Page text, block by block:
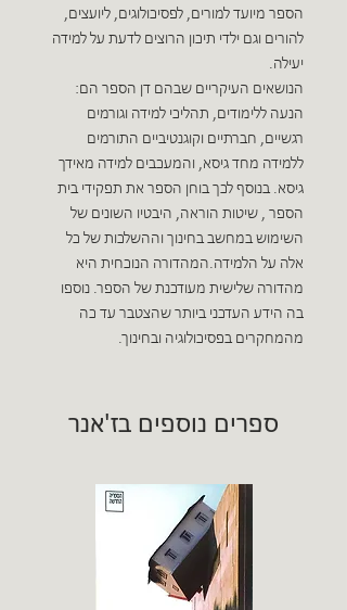
הספר מיועד למורים, לפסיכולוגים, ליועצים,
להורים וגם ילדי תיכון הרוצים לדעת על למידה
יעילה.
הנושאים העיקריים שבהם דן הספר הם:
הנעה ללימודים, תהליכי למידה וגורמים
רגשיים, חברתיים וקוגנטיביים התורמים
ללמידה מחד גיסא, והמעכבים למידה מאידך
גיסא. בנוסף לכך בוחן הספר את תפקידי בית
הספר , שיטות הוראה, היבטיו השונים של
השימוש במחשב בחינוך וההשלכות של כל
אלה על הלמידה.המהדורה הנוכחית היא
מהדורה שלישית מעודכנת של הספר. נוספו
בה הידע העדכני ביותר שהצטבר עד כה
מהמחקרים בפסיכולוגיה ובחינוך.
ספרים נוספים בז'אנר